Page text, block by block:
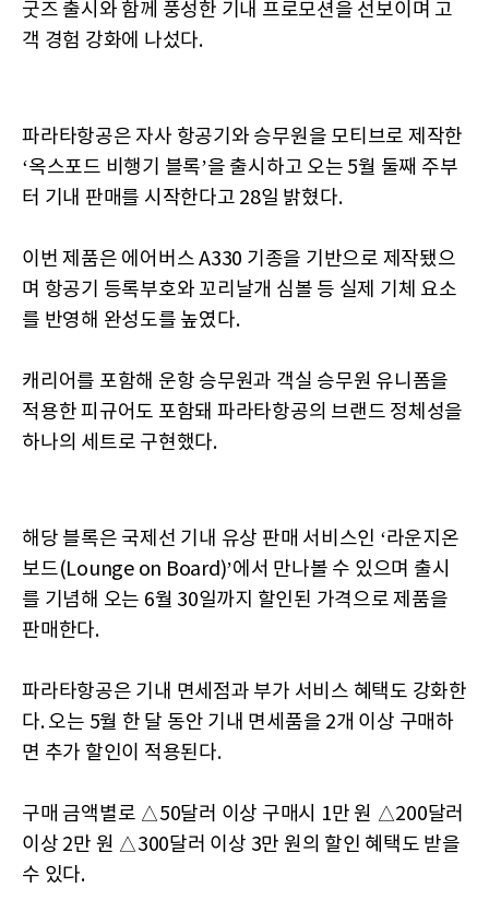
굿즈 출시와 함께 풍성한 기내 프로모션을 선보이며 고
객 경험 강화에 나섰다.
파라타항공은 자사 항공기와 승무원을 모티브로 제작한
‘옥스포드 비행기 블록’을 출시하고 오는 5월 둘째 주부
터 기내 판매를 시작한다고 28일 밝혔다.
이번 제품은 에어버스 A330 기종을 기반으로 제작됐으
며 항공기 등록부호와 꼬리날개 심볼 등 실제 기체 요소
를 반영해 완성도를 높였다.
캐리어를 포함해 운항 승무원과 객실 승무원 유니폼을
적용한 피규어도 포함돼 파라타항공의 브랜드 정체성을
하나의 세트로 구현했다.
해당 블록은 국제선 기내 유상 판매 서비스인 ‘라운지온
보드(Lounge on Board)’에서 만나볼 수 있으며 출시
를 기념해 오는 6월 30일까지 할인된 가격으로 제품을
판매한다.
파라타항공은 기내 면세점과 부가 서비스 혜택도 강화한
다. 오는 5월 한 달 동안 기내 면세품을 2개 이상 구매하
면 추가 할인이 적용된다.
구매 금액별로 △50달러 이상 구매시 1만 원 △200달러
이상 2만 원 △300달러 이상 3만 원의 할인 혜택도 받을
수 있다.